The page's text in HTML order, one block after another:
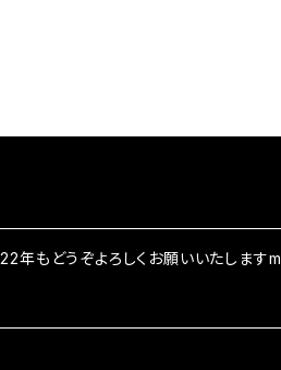
もどうぞよろしくお願いいたします